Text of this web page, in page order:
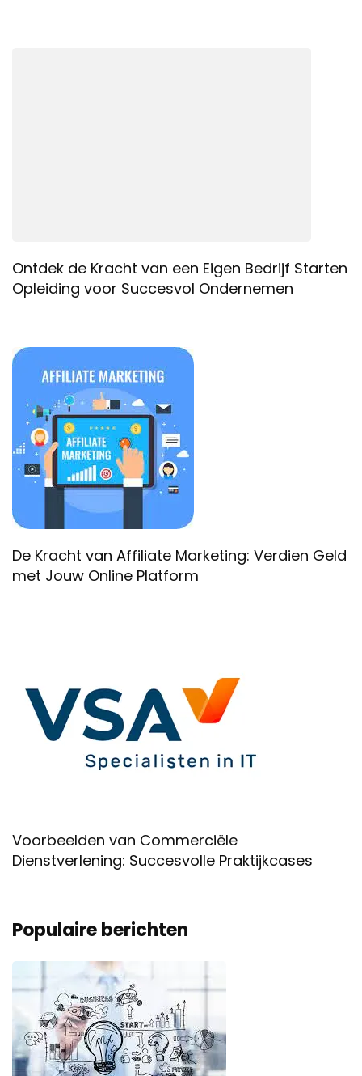
Ontdek de Kracht van een Eigen Bedrijf Starten
Opleiding voor Succesvol Ondernemen
De Kracht van Affiliate Marketing: Verdien Geld
met Jouw Online Platform
Voorbeelden van Commerciële
Dienstverlening: Succesvolle Praktijkcases
Populaire berichten